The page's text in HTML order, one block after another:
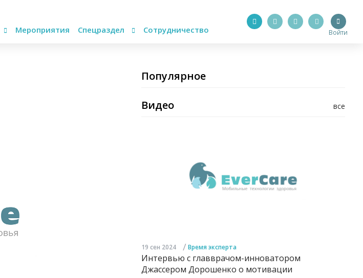
Мероприятия Спецраздел Сотрудничество Войти
Популярное
все
Видео
19 сен 2024 / Время эксперта
Интервью с главврачом-инноватором
Джассером Дорошенко о мотивации